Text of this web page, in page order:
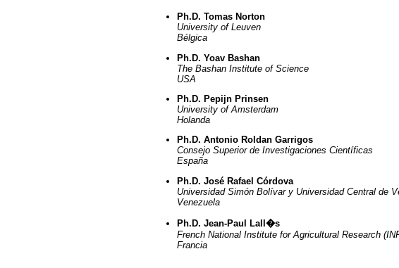
Ph.D. Tomas Norton
University of Leuven
Bélgica
Ph.D. Yoav Bashan
The Bashan Institute of Science
USA
Ph.D. Pepijn Prinsen
University of Amsterdam
Holanda
Ph.D. Antonio Roldan Garrigos
Consejo Superior de Investigaciones Científicas
España
Ph.D. José Rafael Córdova
Universidad Simón Bolívar y Universidad Central de
Venezuela
Ph.D. Jean-Paul Lall�s
French National Institute for Agricultural Research
Francia